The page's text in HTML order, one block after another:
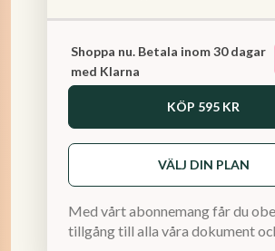
Shoppa nu. Betala inom 30 dagar
med Klarna
KÖP 595 KR
VÄLJ DIN PLAN
Med vårt abonnemang får du
tillgång till alla våra dokument